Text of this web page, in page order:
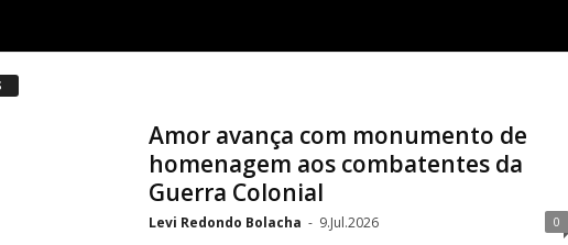
Amor avança com monumento de
homenagem aos combatentes da
Guerra Colonial
Levi Redondo Bolacha - 9.Jul.2026 0